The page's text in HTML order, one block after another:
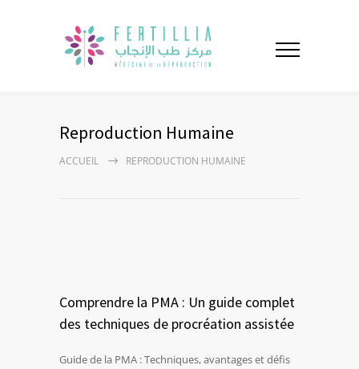
Reproduction Humaine
ACCUEIL REPRODUCTION HUMAINE
Comprendre la PMA : Un guide complet
des techniques de procréation assistée
Guide de la PMA : Techniques, avantages et défis